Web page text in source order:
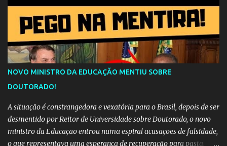
que continuará esperando enquanto houver canções para entoar. A
obra conclui como uma promessa de fidelidade e esperança no
reencontro, unindo a tradição da viola com o sentimento universal
do amor. No geral, o vídeo apresenta uma narrativa lírica sobre a
persistência do afeto através do tempo e do espaço. YouTube
YouTube YouTube
NOVO MINISTRO DA EDUCAÇÃO MENTIU SOBRE
DOUTORADO!
A situação é constrangedora e vexatória para o Brasil, depois de ser
desmentido por Reitor de Universidade sobre Doutorado, o novo
ministro da Educação entrou numa espiral acusações de falsidade,
o que representava uma esperança de recuperação para pasta,